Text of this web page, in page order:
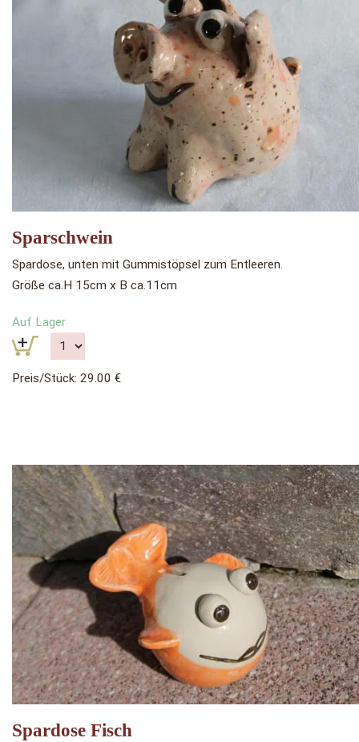
Sparschwein
Spardose, unten mit Gummistöpsel zum Entleeren.
Größe ca.H 15cm x B ca.11cm
Auf Lager
Preis/Stück: 29.00 €
Spardose Fisch